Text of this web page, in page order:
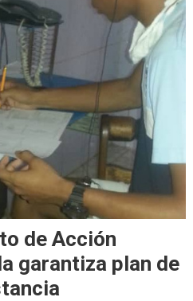
de Acción
garantiza plan de